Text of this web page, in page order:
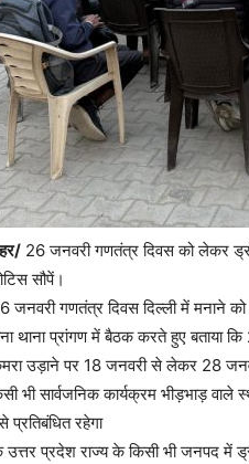
26 जनवरी गणतंत्र दिवस को लेकर
सौपें।
जनवरी गणतंत्र दिवस दिल्ली में मनाने को
थाना प्रांगण में बैठक करते हुए बताया
उड़ाने पर 18 जनवरी से लेकर 28
भी सार्वजनिक कार्यक्रम भीड़भाड़
प्रतिबंधित रहेगा
उत्तर प्रदेश राज्य के किसी भी जनपद में